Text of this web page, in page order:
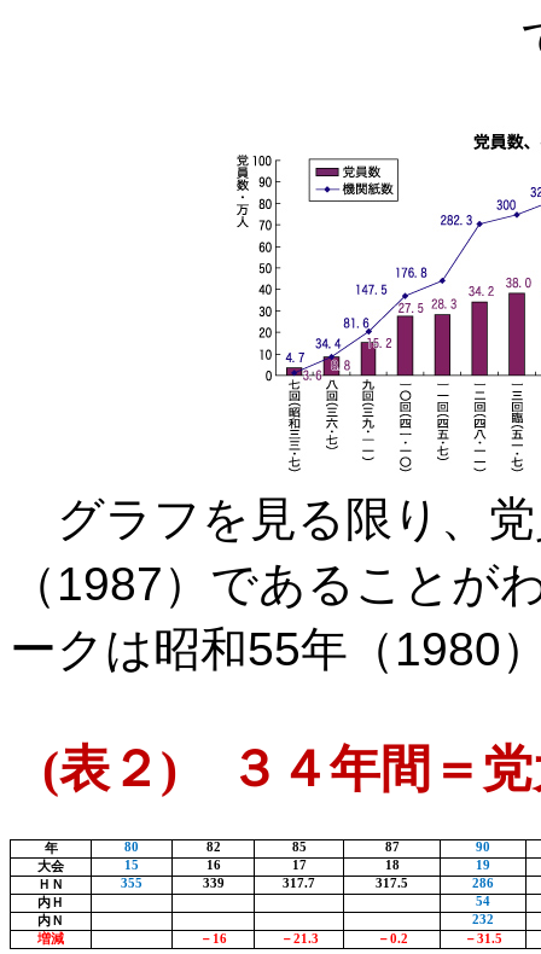
グラフを見る限り、
（ 1987）であることが
ークは昭和55年（ 1980
(表２ ) ３４年間＝党
年 80 82 85 87
90
大会
15 16 17 18
19
ＨＮ
355 339 317.7 317.5
286
内Ｈ
54
内Ｎ
232
増減
－ 16 －21.3 －0.2 －31.5